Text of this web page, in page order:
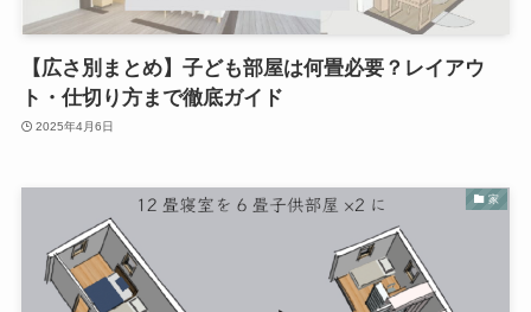
【広さ別まとめ】子ども部屋は何畳必要？レイアウ
ト・仕切り方まで徹底ガイド
2025年4月6日
家